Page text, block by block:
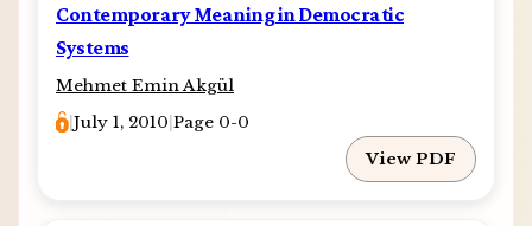
Contemporary Meaning in Democratic
Systems
Mehmet Emin Akgül
|July 1, 2010 |Page 0-0
View PDF